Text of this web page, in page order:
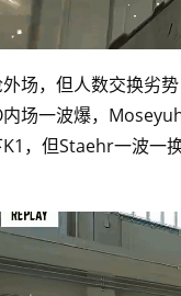
场，但人数交换劣
场一波爆，
，但Staehr一波一